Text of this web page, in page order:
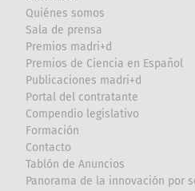
Quiénes somos
Sala de prensa
Premios madri+d
Premios de Ciencia en Español
Publicaciones madri+d
Portal del contratante
Compendio legislativo
Formación
Contacto
Tablón de Anuncios
Panorama de la innovación por